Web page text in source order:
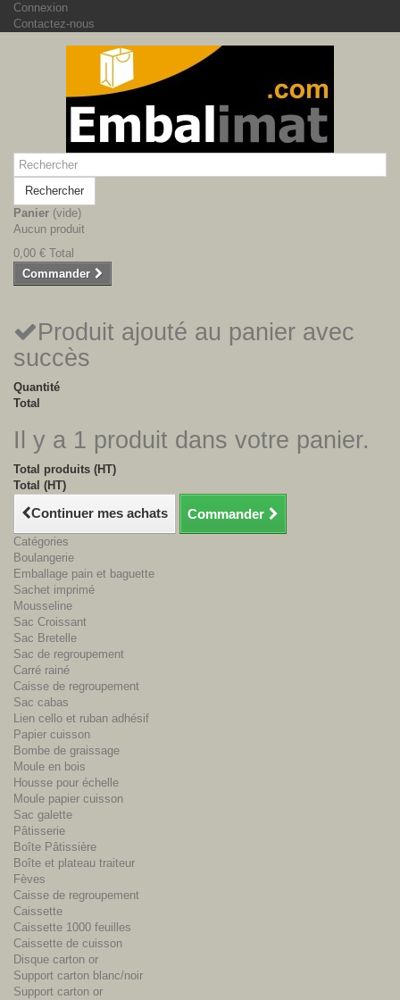
Connexion
Contactez-nous
Rechercher
Panier (vide)
Aucun produit
0,00 € Total
Commander
Produit ajouté au panier avec
succès
Quantité
Total
Il y a 1 produit dans votre panier.
Total produits (HT)
Total (HT)
Continuer mes achats Commander
Catégories
Boulangerie
Emballage pain et baguette
Sachet imprimé
Mousseline
Sac Croissant
Sac Bretelle
Sac de regroupement
Carré rainé
Caisse de regroupement
Sac cabas
Lien cello et ruban adhésif
Papier cuisson
Bombe de graissage
Moule en bois
Housse pour échelle
Moule papier cuisson
Sac galette
Pâtisserie
Boîte Pâtissière
Boîte et plateau traiteur
Fèves
Caisse de regroupement
Caissette
Caissette 1000 feuilles
Caissette de cuisson
Disque carton or
Support carton blanc/noir
Support carton or